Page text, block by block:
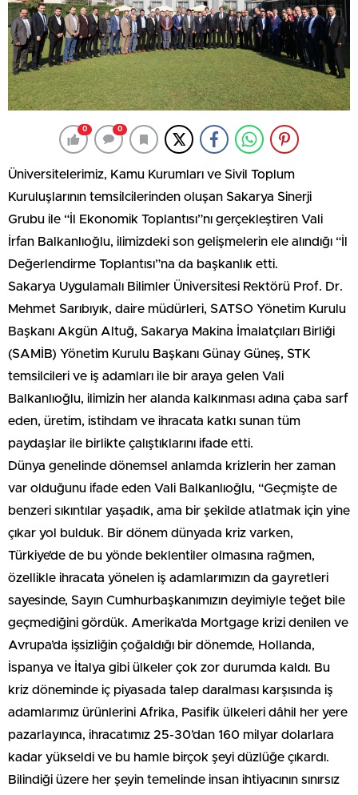
0 0
Üniversitelerimiz, Kamu Kurumları ve Sivil Toplum
Kuruluşlarının temsilcilerinden oluşan Sakarya Sinerji
Grubu ile “İl Ekonomik Toplantısı”nı gerçekleştiren Vali
İrfan Balkanlıoğlu, ilimizdeki son gelişmelerin ele alındığı “İl
Değerlendirme Toplantısı”na da başkanlık etti.
Sakarya Uygulamalı Bilimler Üniversitesi Rektörü Prof. Dr.
Mehmet Sarıbıyık, daire müdürleri, SATSO Yönetim Kurulu
Başkanı Akgün Altuğ, Sakarya Makina İmalatçıları Birliği
(SAMİB) Yönetim Kurulu Başkanı Günay Güneş, STK
temsilcileri ve iş adamları ile bir araya gelen Vali
Balkanlıoğlu, ilimizin her alanda kalkınması adına çaba sarf
eden, üretim, istihdam ve ihracata katkı sunan tüm
paydaşlar ile birlikte çalıştıklarını ifade etti.
Dünya genelinde dönemsel anlamda krizlerin her zaman
var olduğunu ifade eden Vali Balkanlıoğlu, “Geçmişte de
benzeri sıkıntılar yaşadık, ama bir şekilde atlatmak için yine
çıkar yol bulduk. Bir dönem dünyada kriz varken,
Türkiye’de de bu yönde beklentiler olmasına rağmen,
özellikle ihracata yönelen iş adamlarımızın da gayretleri
sayesinde, Sayın Cumhurbaşkanımızın deyimiyle teğet bile
geçmediğini gördük. Amerika’da Mortgage krizi denilen ve
Avrupa’da işsizliğin çoğaldığı bir dönemde, Hollanda,
İspanya ve İtalya gibi ülkeler çok zor durumda kaldı. Bu
kriz döneminde iç piyasada talep daralması karşısında iş
adamlarımız ürünlerini Afrika, Pasifik ülkeleri dâhil her yere
pazarlayınca, ihracatımız 25-30’dan 160 milyar dolarlara
kadar yükseldi ve bu hamle birçok şeyi düzlüğe çıkardı.
Bilindiği üzere her şeyin temelinde insan ihtiyacının sınırsız